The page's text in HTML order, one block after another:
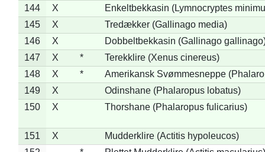
144
X
Enkeltbekkasin (Lymnocryptes
145
X
Tredækker (Gallinago media)
146
X
Dobbeltbekkasin (Gallinago
147
X *
Terekklire (Xenus cinereus)
148
X *
Amerikansk Svømmesneppe
149
X
Odinshane (Phalaropus lobatus)
150
X Thorshane (Phalaropus fulicarius)
151 X
Mudderklire (Actitis hypoleucos)